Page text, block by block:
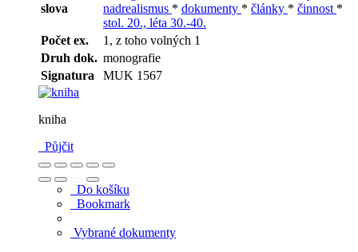
slova
nadrealismus * dokumenty * články * činnost *
stol. 20., léta 30.-40.
Počet ex.
1, z toho volných 1
Druh dok. monografie
Signatura
MUK 1567
kniha
Půjčit
Do košíku
Bookmark
Vybrané dokumenty